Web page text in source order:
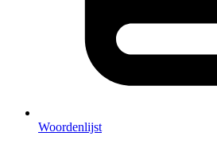
Woordenlijst